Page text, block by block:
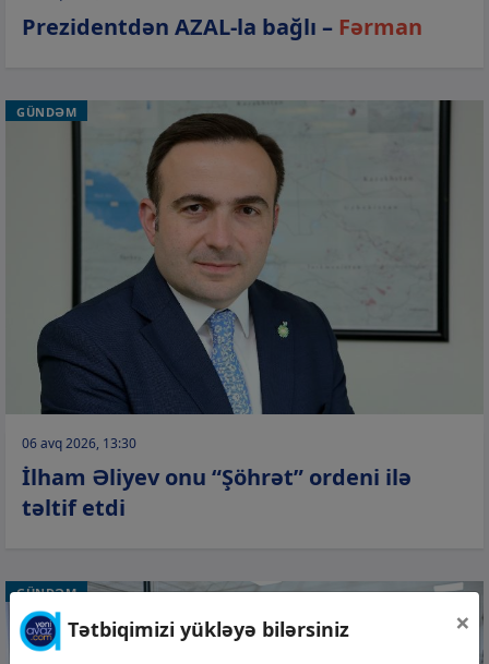
Prezidentdən AZAL-la bağlı – Fərman
GÜNDƏM
06 avq 2026, 13:30
İlham Əliyev onu “Şöhrət” ordeni ilə
təltif etdi
GÜNDƏM
Tətbiqimizi yükləyə bilərsiniz ×